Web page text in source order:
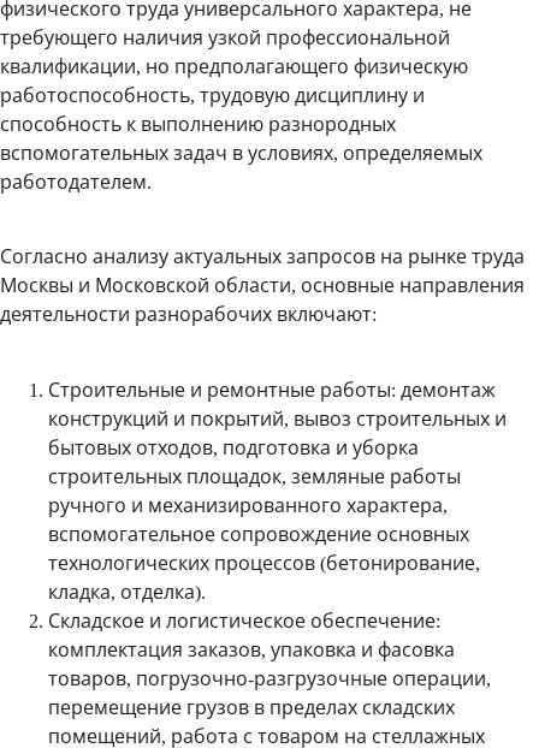
физического труда универсального характера, не
требующего наличия узкой профессиональной
квалификации, но предполагающего физическую
работоспособность, трудовую дисциплину и
способность к выполнению разнородных
вспомогательных задач в условиях, определяемых
работодателем.
Согласно анализу актуальных запросов на рынке труда
Москвы и Московской области, основные направления
деятельности разнорабочих включают:
Строительные и ремонтные работы: демонтаж
конструкций и покрытий, вывоз строительных и
бытовых отходов, подготовка и уборка
строительных площадок, земляные работы
ручного и механизированного характера,
вспомогательное сопровождение основных
технологических процессов (бетонирование,
кладка, отделка).
Складское и логистическое обеспечение:
комплектация заказов, упаковка и фасовка
товаров, погрузочно-разгрузочные операции,
перемещение грузов в пределах складских
помещений, работа с товаром на стеллажных